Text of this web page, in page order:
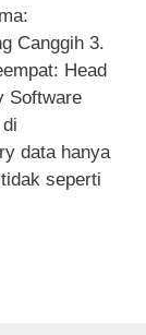
Canggih 3.
Head
Software
data hanya
seperti